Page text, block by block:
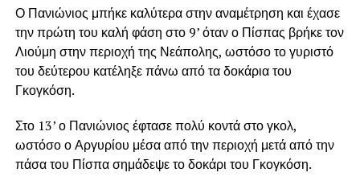
Ο Πανιώνιος μπήκε καλύτερα στην αναμέτρηση και έχασε
την πρώτη του καλή φάση στο 9’ όταν ο Πίσπας βρήκε τον
Λιούμη στην περιοχή της Νεάπολης, ωστόσο το γυριστό
του δεύτερου κατέληξε πάνω από τα δοκάρια του
Γκογκόση.
Στο 13’ ο Πανιώνιος έφτασε πολύ κοντά στο γκολ,
ωστόσο ο Αργυρίου μέσα από την περιοχή μετά από την
πάσα του Πίσπα σημάδεψε το δοκάρι του Γκογκόση.